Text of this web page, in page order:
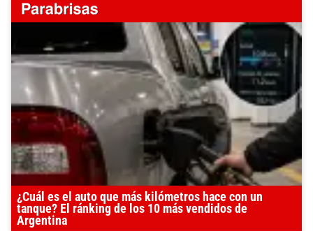
¿Cuál es el auto que más kilómetros hace con un
tanque? El ránking de los 10 más vendidos de
Argentina